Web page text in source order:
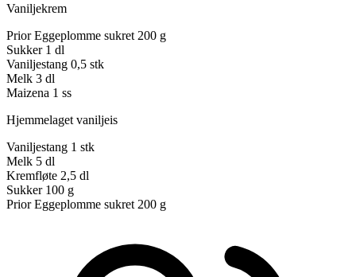
Vaniljekrem
Prior Eggeplomme sukret 200 g
Sukker 1 dl
Vaniljestang 0,5 stk
Melk 3 dl
Maizena 1 ss
Hjemmelaget vaniljeis
Vaniljestang 1 stk
Melk 5 dl
Kremfløte 2,5 dl
Sukker 100 g
Prior Eggeplomme sukret 200 g